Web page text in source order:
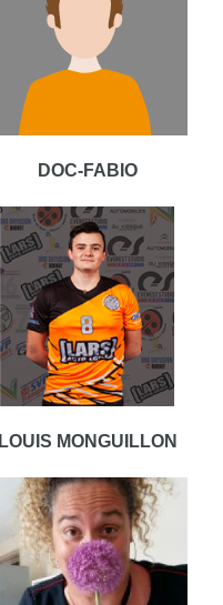
DOC-FABIO
LOUIS MONGUILLON